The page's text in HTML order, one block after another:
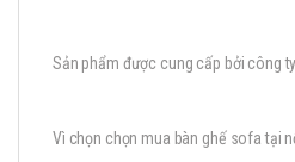
Sản phẩm được cung cấp bởi công
Vì chọn chọn mua bàn ghế sofa tại